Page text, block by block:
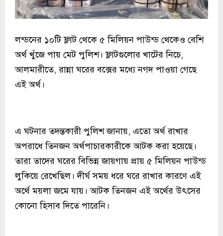
লন্ডনের ১০টি ফ্লাট থেকে ৫ মিলিয়ন পাউন্ড থেকেও বেশি
অর্থ খুঁজে পায় মেট পুলিশ। ফ্লাটগুলোর খাটের নিচে,
আলমারীতে, রান্না ঘরের বক্সের মধ্যে নগদ পাওয়া গেছে
এই অর্থ।
এ ঘটনার তদন্তকারী পুলিশ জানায়, এতো অর্থ রাখার
অপরাধে তিনজন অর্থপাচারকারীকে আটক করা হয়েছে।
তারা তাদের ঘরের বিভিন্ন জায়গায় প্রায় ৫ মিলিয়ন পাউন্ড
লুকিয়ে রেখেছিল। দীর্ঘ সময় ধরে ঘরে রাখার কারণে এই
অর্থে ময়লা জমে যায়। আটক তিনজন এই অর্থের উৎসের
কোনো হিসাব দিতে পারেনি।